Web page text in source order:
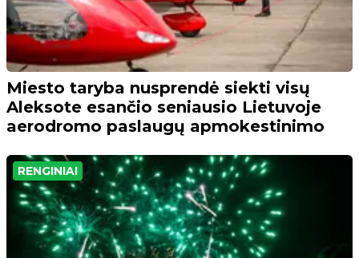
Miesto taryba nusprendė siekti visų
Aleksote esančio seniausio Lietuvoje
aerodromo paslaugų apmokestinimo
RENGINIAI